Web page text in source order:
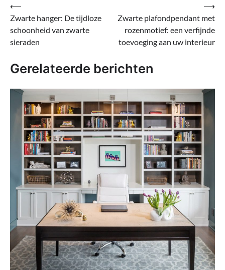
Bericht
navigatie
⟵
Zwarte hanger: De tijdloze
schoonheid van zwarte
sieraden
Zwarte plafondpendant met
rozenmotief: een verfijnde
toevoeging aan uw interieur
⟶
Gerelateerde berichten